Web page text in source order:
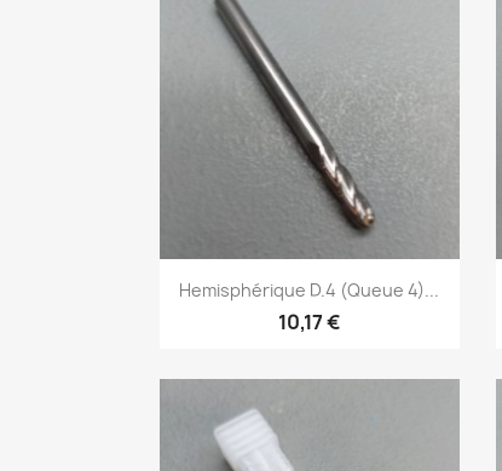
Aperçu rapide
Hemisphérique D.4 (Queue 4)...
10,17 €